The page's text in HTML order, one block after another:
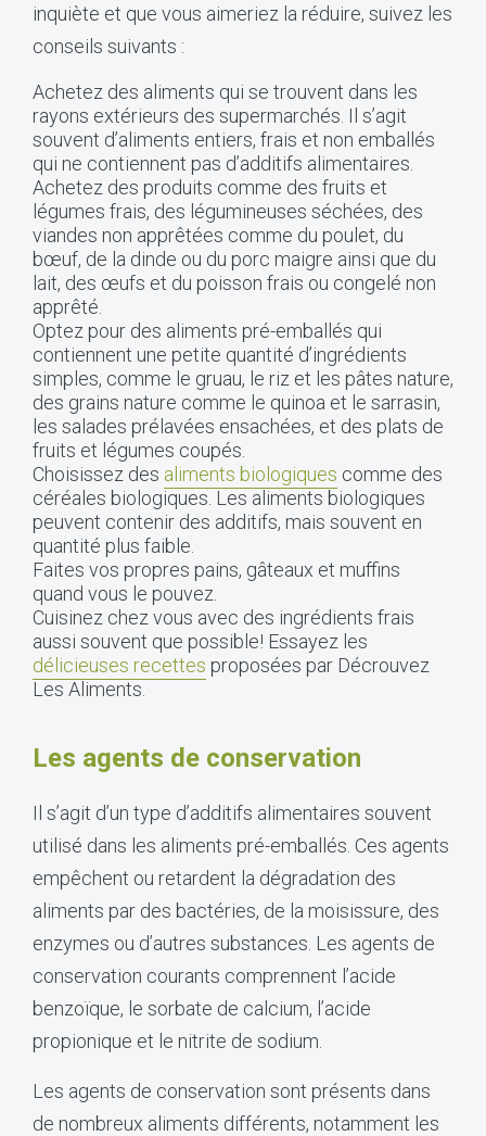
inquiète et que vous aimeriez la réduire, suivez les
conseils suivants :
Achetez des aliments qui se trouvent dans les
rayons extérieurs des supermarchés. Il s’agit
souvent d’aliments entiers, frais et non emballés
qui ne contiennent pas d’additifs alimentaires.
Achetez des produits comme des fruits et
légumes frais, des légumineuses séchées, des
viandes non apprêtées comme du poulet, du
bœuf, de la dinde ou du porc maigre ainsi que du
lait, des œufs et du poisson frais ou congelé non
apprêté.
Optez pour des aliments pré-emballés qui
contiennent une petite quantité d’ingrédients
simples, comme le gruau, le riz et les pâtes nature,
des grains nature comme le quinoa et le sarrasin,
les salades prélavées ensachées, et des plats de
fruits et légumes coupés.
Choisissez des aliments biologiques comme des
céréales biologiques. Les aliments biologiques
peuvent contenir des additifs, mais souvent en
quantité plus faible.
Faites vos propres pains, gâteaux et muffins
quand vous le pouvez.
Cuisinez chez vous avec des ingrédients frais
aussi souvent que possible! Essayez les
délicieuses recettes proposées par Décrouvez
Les Aliments.
Les agents de conservation
Il s’agit d’un type d’additifs alimentaires souvent
utilisé dans les aliments pré-emballés. Ces agents
empêchent ou retardent la dégradation des
aliments par des bactéries, de la moisissure, des
enzymes ou d’autres substances. Les agents de
conservation courants comprennent l’acide
benzoïque, le sorbate de calcium, l’acide
propionique et le nitrite de sodium.
Les agents de conservation sont présents dans
de nombreux aliments différents, notamment les